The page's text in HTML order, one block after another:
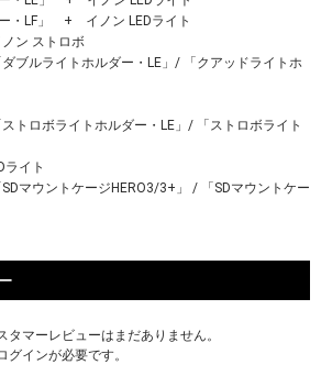
ー・LF」 + イノン LEDライト
ン ストロボ
ルライトホルダー・LE」/ 「クアッドライトホ
ロボライトホルダー・LE」/ 「ストロボライト
イト
マウントケージHERO3/3+」 / 「SDマウントケー
タマーレビューはまだありません。
グインが必要です。